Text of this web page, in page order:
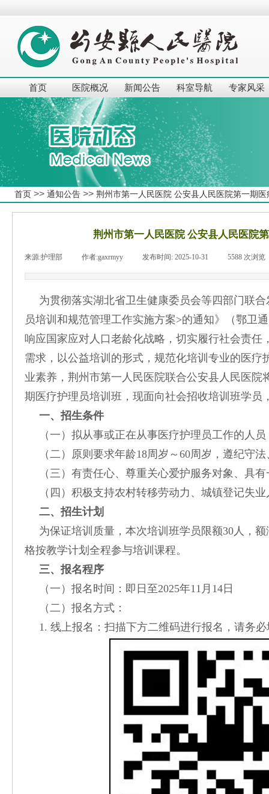
首页 医院概况 新闻公告 科室导航 专家风采
首页 >> 通知公告 >> 荆州市第一人民医院 公安县人民医院第一期
荆州市第一人民医院 公安县人民医院
来源:护理部 作者:gaxrmyy 发布时间: 2025-10-31 5588 次浏览
为贯彻落实湖北省卫生健康委员会等四部门联
员培训和规范管理工作实施方案>的通知》（鄂卫
响应国家应对人口老龄化战略，切实履行社会责任
需求，以公益培训的形式，规范化培训专业的医
业素养，荆州市第一人民医院联合公安县人民医院
期医疗护理员培训班，现面向社会招收培训班学员
一、招生条件
（一）拟从事或正在从事医疗护理员工作的人员
（二）原则要求年龄18周岁～60周岁，遵纪守
（三）有责任心、尊重关心爱护服务对象、具
（四）积极支持农村转移劳动力、城镇登记失
二、招生计划
为保证培训质量，本次培训班学员限额30人，
格按教学计划全程参与培训课程。
三、报名程序
（一）报名时间：即日至2025年11月14日
（二）报名方式：
1. 线上报名：扫描下方二维码进行报名，请务